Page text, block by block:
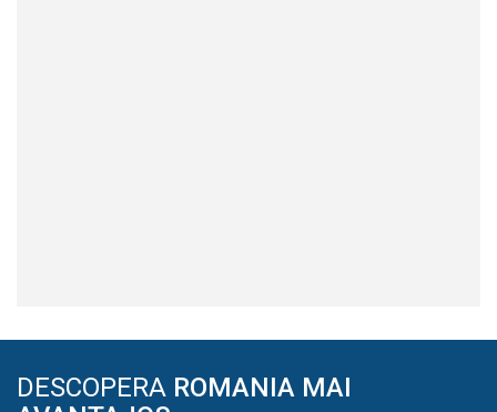
DESCOPERA ROMANIA MAI